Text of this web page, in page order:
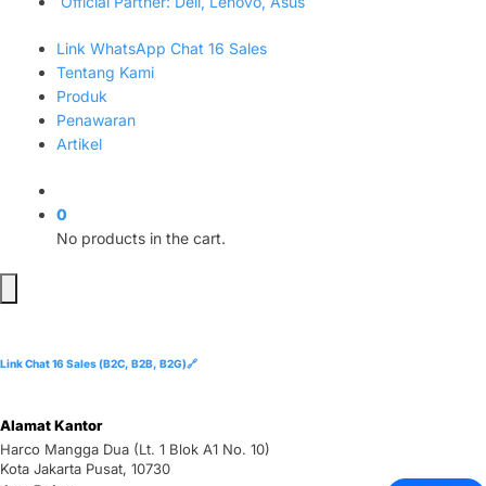
Link WhatsApp Chat 16 Sales
Tentang Kami
Produk
Penawaran
Artikel
0
No products in the cart.
Link Chat 16 Sales (B2C, B2B, B2G)🔗
Alamat Kantor
Harco Mangga Dua (Lt. 1 Blok A1 No. 10)
Kota Jakarta Pusat, 10730